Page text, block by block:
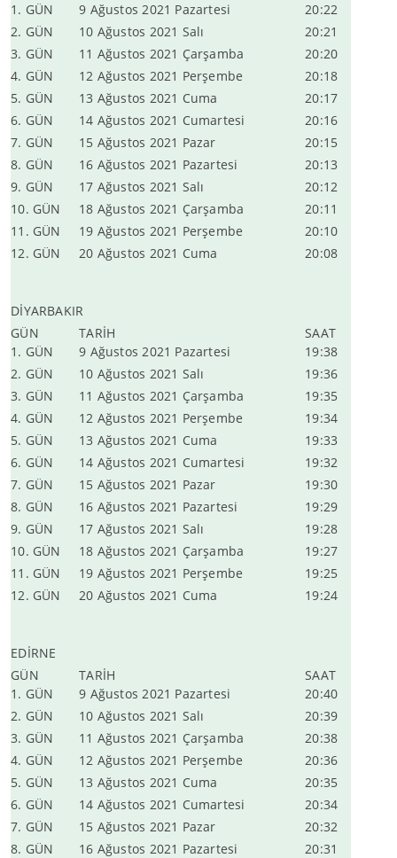
1. GÜN
9 Ağustos 2021 Pazartesi
20:22
2. GÜN
10 Ağustos 2021 Salı
20:21
3. GÜN
11 Ağustos 2021 Çarşamba
20:20
4. GÜN
12 Ağustos 2021 Perşembe
20:18
5. GÜN
13 Ağustos 2021 Cuma
20:17
6. GÜN
14 Ağustos 2021 Cumartesi
20:16
7. GÜN
15 Ağustos 2021 Pazar
20:15
8. GÜN
16 Ağustos 2021 Pazartesi
20:13
9. GÜN
17 Ağustos 2021 Salı
20:12
10. GÜN
18 Ağustos 2021 Çarşamba
20:11
11. GÜN
19 Ağustos 2021 Perşembe
20:10
12. GÜN
20 Ağustos 2021 Cuma 20:08
DİYARBAKIR
GÜN
TARİH
SAAT
1. GÜN
9 Ağustos 2021 Pazartesi
19:38
2. GÜN
10 Ağustos 2021 Salı
19:36
3. GÜN
11 Ağustos 2021 Çarşamba
19:35
4. GÜN
12 Ağustos 2021 Perşembe
19:34
5. GÜN
13 Ağustos 2021 Cuma
19:33
6. GÜN
14 Ağustos 2021 Cumartesi
19:32
7. GÜN
15 Ağustos 2021 Pazar
19:30
8. GÜN
16 Ağustos 2021 Pazartesi
19:29
9. GÜN
17 Ağustos 2021 Salı
19:28
10. GÜN
18 Ağustos 2021 Çarşamba
19:27
11. GÜN
19 Ağustos 2021 Perşembe
19:25
12. GÜN
20 Ağustos 2021 Cuma 19:24
EDİRNE
GÜN
TARİH
SAAT
1. GÜN
9 Ağustos 2021 Pazartesi
20:40
2. GÜN
10 Ağustos 2021 Salı
20:39
3. GÜN
11 Ağustos 2021 Çarşamba
20:38
4. GÜN
12 Ağustos 2021 Perşembe
20:36
5. GÜN
13 Ağustos 2021 Cuma
20:35
6. GÜN
14 Ağustos 2021 Cumartesi
20:34
7. GÜN
15 Ağustos 2021 Pazar
20:32
8. GÜN
16 Ağustos 2021 Pazartesi
20:31